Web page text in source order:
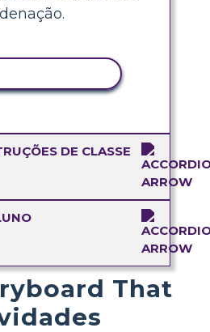
DE CLASSE
That